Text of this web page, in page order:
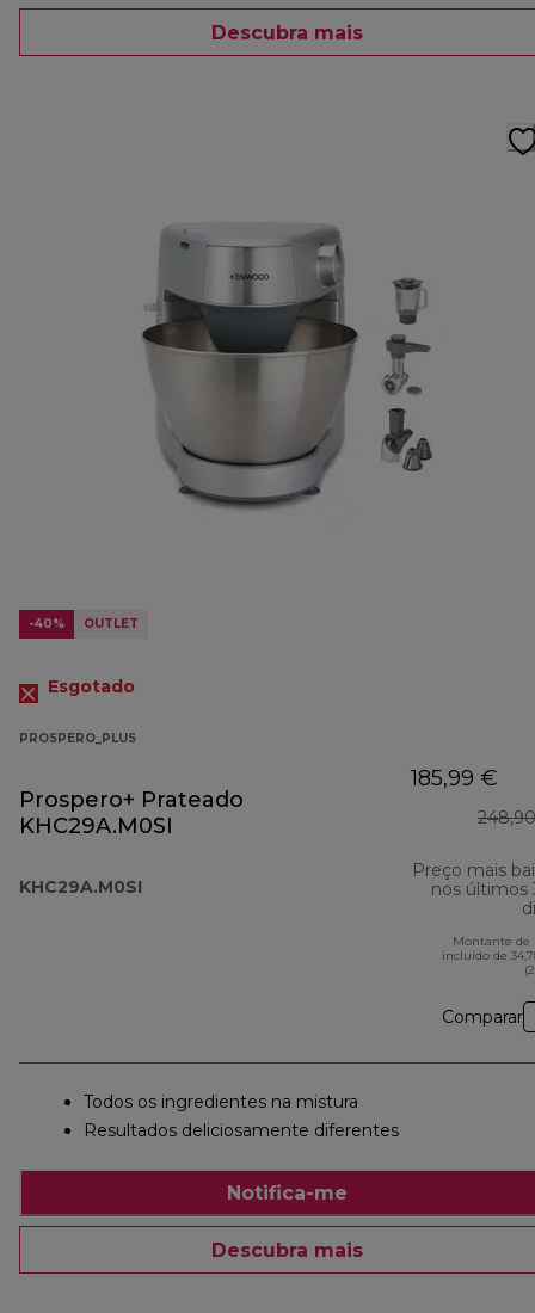
Descubra mais
-40% OUTLET
Esgotado
PROSPERO_PLUS
Prospero+ Prateado
KHC29A.M0SI
KHC29A.M0SI
185,99 €
Preço mais
nos últimos
Montante de
incluído de
Comparar
Todos os ingredientes na mistura
Resultados deliciosamente diferentes
Notifica-me
Descubra mais